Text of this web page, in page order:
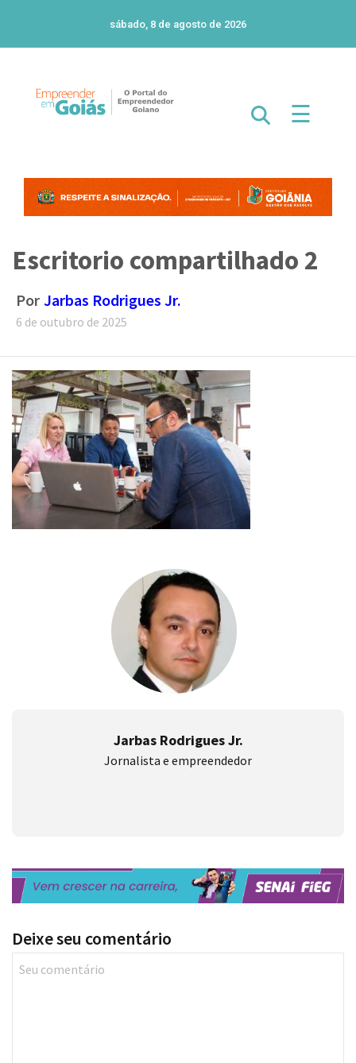
sábado, 8 de agosto de 2026
☰
Escritorio compartilhado 2
Por Jarbas Rodrigues Jr.
6 de outubro de 2025
Jarbas Rodrigues Jr.
Jornalista e empreendedor
Deixe seu comentário